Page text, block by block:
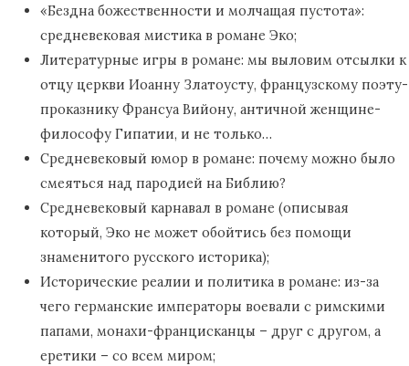
«Бездна божественности и молчащая пустота»:
средневековая мистика в романе Эко;
Литературные игры в романе: мы выловим отсылки к
отцу церкви Иоанну Златоусту, французскому поэту-
проказнику Франсуа Вийону, античной женщине-
философу Гипатии, и не только…
Средневековый юмор в романе: почему можно было
смеяться над пародией на Библию?
Средневековый карнавал в романе (описывая
который, Эко не может обойтись без помощи
знаменитого русского историка);
Исторические реалии и политика в романе: из-за
чего германские императоры воевали с римскими
папами, монахи-францисканцы – друг с другом, а
еретики – со всем миром;